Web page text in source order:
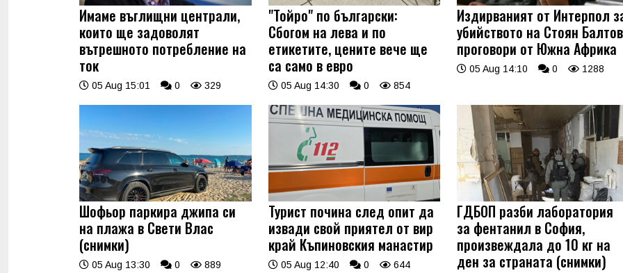
Имаме въглищни централи,
които ще задоволят
вътрешното потребление на
ток
05 Aug 15:01 0 329
"Тойро" по български:
Сбогом на лева и по
етикетите, цените вече ще
са само в евро
05 Aug 14:30 0 854
Издирваният от Интерпол
убийството на Стоян Балтов
проговори от Южна Африка
05 Aug 14:10 0 1288
Шофьор паркира джипа си
на плажа в Свети Влас
(снимки)
05 Aug 13:30 0 889
Турист почина след опит да
извади свой приятел от вир
край Къпиновския манастир
05 Aug 12:40 0 644
ГДБОП разби лаборатория
за фентанил в София,
произвеждала до 10 кг на
ден за страната (снимки)